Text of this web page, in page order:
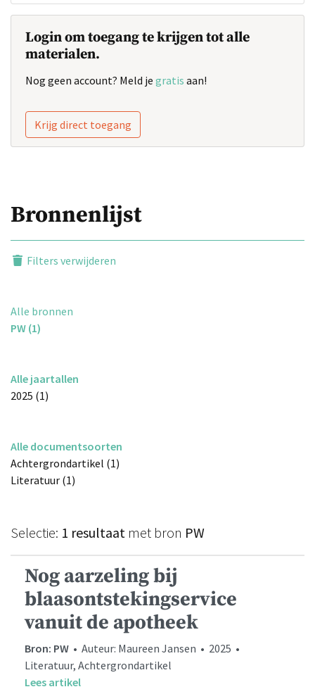
Login om toegang te krijgen tot alle
materialen.
Nog geen account? Meld je gratis aan!
Krijg direct toegang
Bronnenlijst
Filters verwijderen
Alle bronnen
PW (1)
Alle jaartallen
2025 (1)
Alle documentsoorten
Achtergrondartikel (1)
Literatuur (1)
Selectie: 1 resultaat met bron PW
Nog aarzeling bij
blaasontstekingservice
vanuit de apotheek
Bron: PW • Auteur: Maureen Jansen • 2025 •
Literatuur, Achtergrondartikel
Lees artikel